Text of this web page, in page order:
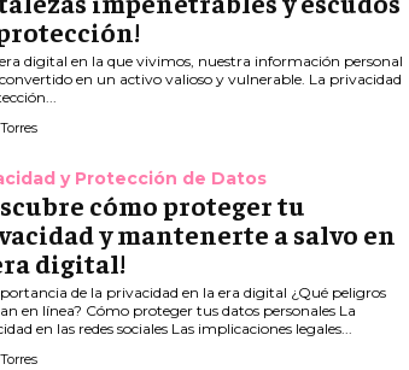
digital en la que vivimos, nuestra información personal
en un activo valioso y vulnerable. La privacidad
y Protección de Datos
cómo proteger tu
y mantenerte a salvo en
digital!
de la privacidad en la era digital ¿Qué peligros
en línea? Cómo proteger tus datos personales La
en las redes sociales Las implicaciones legales...